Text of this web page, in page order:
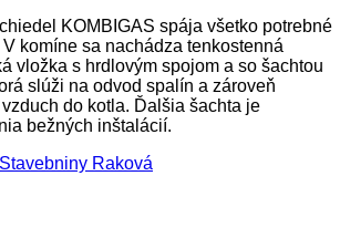
KOMBIGAS spája všetko potrebné
komíne sa nachádza tenkostenná
vložka s hrdlovým spojom a so šachtou
slúži na odvod spalín a zároveň
do kotla. Ďalšia šachta je
bežných inštalácií.
Raková